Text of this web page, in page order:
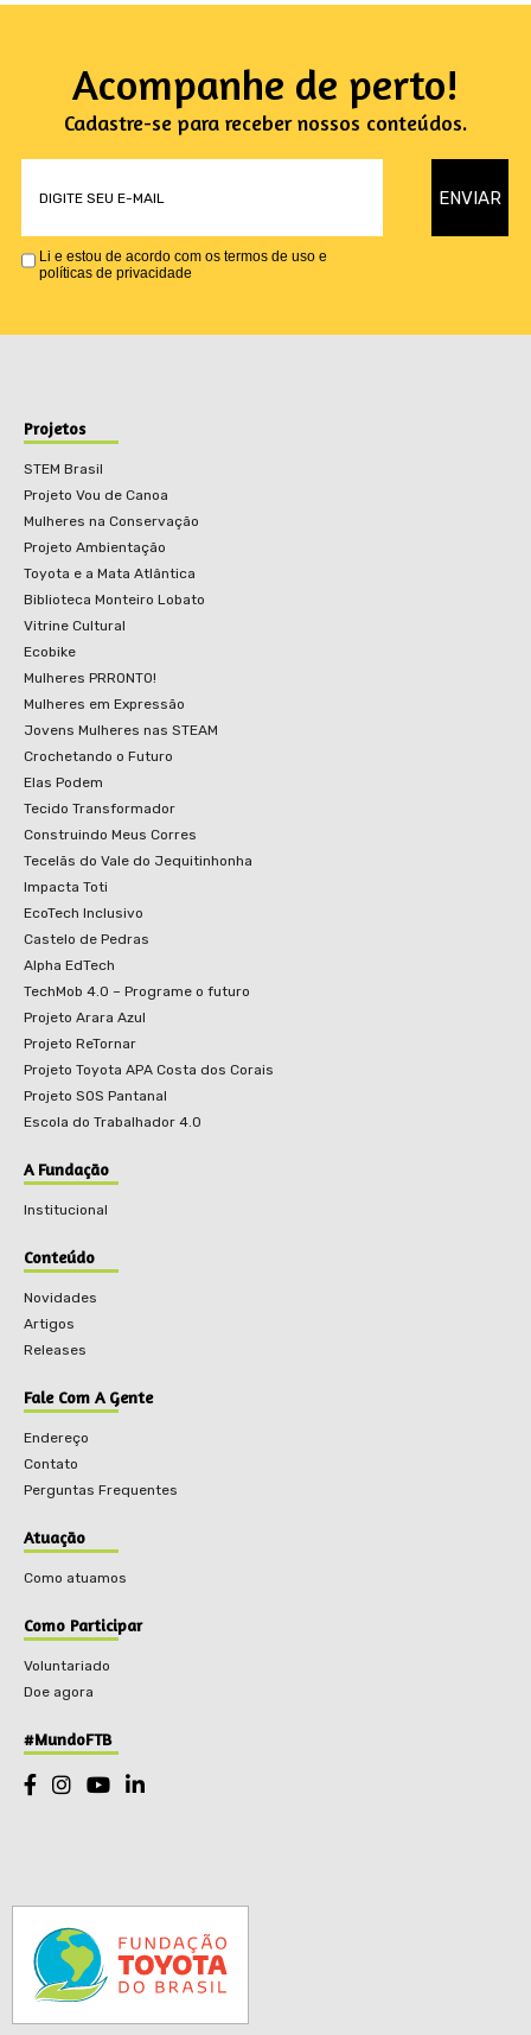
Acompanhe de perto!
Cadastre-se para receber nossos conteúdos.
Li e estou de acordo com os termos de uso e
políticas de privacidade
Projetos
STEM Brasil
Projeto Vou de Canoa
Mulheres na Conservação
Projeto Ambientação
Toyota e a Mata Atlântica
Biblioteca Monteiro Lobato
Vitrine Cultural
Ecobike
Mulheres PRRONTO!
Mulheres em Expressão
Jovens Mulheres nas STEAM
Crochetando o Futuro
Elas Podem
Tecido Transformador
Construindo Meus Corres
Tecelãs do Vale do Jequitinhonha
Impacta Toti
EcoTech Inclusivo
Castelo de Pedras
Alpha EdTech
TechMob 4.0 – Programe o futuro
Projeto Arara Azul
Projeto ReTornar
Projeto Toyota APA Costa dos Corais
Projeto SOS Pantanal
Escola do Trabalhador 4.0
A Fundação
Institucional
Conteúdo
Novidades
Artigos
Releases
Fale Com A Gente
Endereço
Contato
Perguntas Frequentes
Atuação
Como atuamos
Como Participar
Voluntariado
Doe agora
#MundoFTB